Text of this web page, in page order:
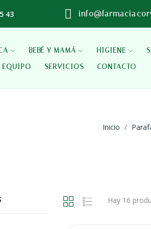
43
BEBÉ Y MAMÁ HIGIENE
EQUIPO
SERVICIOS CONTACTO
Inicio
Hay 16